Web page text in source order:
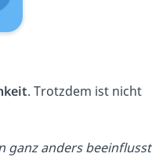
. Trotzdem ist nicht
ganz anders beeinflusst